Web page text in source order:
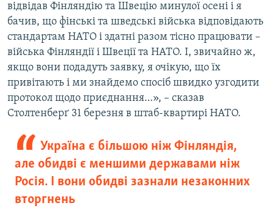
відвідав Фінляндію та Швецію минулої осені і я
бачив, що фінські та шведські війська відповідають
стандартам НАТО і здатні разом тісно працювати –
війська Фінляндії і Швеції та НАТО. І, звичайно ж,
якщо вони подадуть заявку, я очікую, що їх
привітають і ми знайдемо спосіб швидко узгодити
протокол щодо приєднання…», – сказав
Столтенберґ 31 березня в штаб-квартирі НАТО.
Україна є більшою ніж Фінляндія,
але обидві є меншими державами ніж
Росія. І вони обидві зазнали незаконних
вторгнень